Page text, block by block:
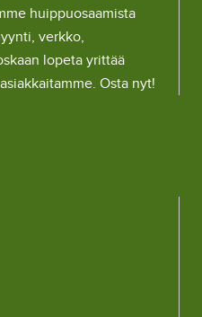
huippuosaamista
verkko,
lopeta yrittää
Osta nyt!